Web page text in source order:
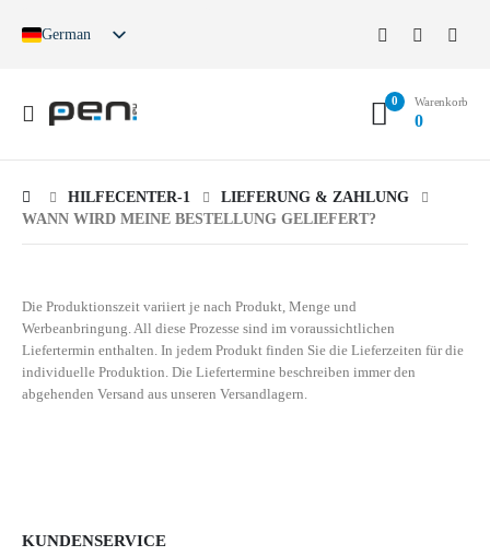
German
Spanish
0 Warenkorb
0
HILFECENTER-1
LIEFERUNG & ZAHLUNG
WANN WIRD MEINE BESTELLUNG GELIEFERT?
Die Produktionszeit variiert je nach Produkt, Menge und
Werbeanbringung. All diese Prozesse sind im voraussichtlichen
Liefertermin enthalten. In jedem Produkt finden Sie die Lieferzeiten für die
individuelle Produktion. Die Liefertermine beschreiben immer den
abgehenden Versand aus unseren Versandlagern.
KUNDENSERVICE